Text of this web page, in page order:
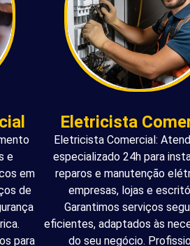
e
em
de
para
Eletricista
Eletricista Comercial:
especializado 24h para
reparos e manutenção
empresas, lojas e
Garantimos serviços
eficientes, adaptados às
do seu negócio.